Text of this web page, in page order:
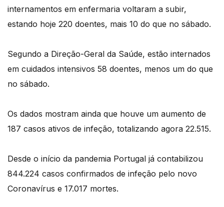
internamentos em enfermaria voltaram a subir,
estando hoje 220 doentes, mais 10 do que no sábado.
Segundo a Direção-Geral da Saúde, estão internados
em cuidados intensivos 58 doentes, menos um do que
no sábado.
Os dados mostram ainda que houve um aumento de
187 casos ativos de infeção, totalizando agora 22.515.
Desde o início da pandemia Portugal já contabilizou
844.224 casos confirmados de infeção pelo novo
Coronavírus e 17.017 mortes.